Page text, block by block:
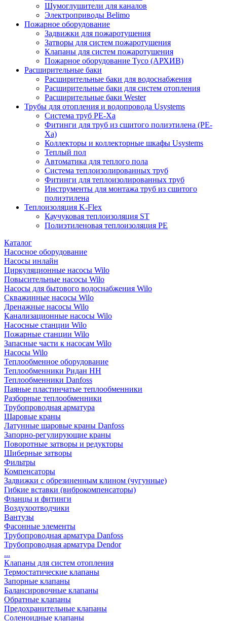
Шумоглушители для каналов
Электроприводы Belimo
Пожарное оборудование
Задвижки для пожаротушения
Затворы для систем пожаротушения
Клапаны для систем пожаротушения
Пожарное оборудование Tyco (АРХИВ)
Расширительные баки
Расширительные баки для водоснабжения
Расширительные баки для систем отопления
Расширительные баки Wester
Трубы для отопления и водопровода Usystems
Система труб PE-Xa
Фитинги для труб из сшитого полиэтилена (PE-
Xa)
Коллекторы и коллекторные шкафы Usystems
Теплый пол
Автоматика для теплого пола
Система теплоизолированных труб
Фитинги для теплоизолированных труб
Инструменты для монтажа труб из сшитого
полиэтилена
Теплоизоляция K-Flex
Каучуковая теплоизоляция ST
Полиэтиленовая теплоизоляция PE
Каталог
Насосное оборудование
Насосы инлайн
Циркуляционные насосы Wilo
Повысительные насосы Wilo
Насосы для бытового водоснабжения Wilo
Скважинные насосы Wilo
Дренажные насосы Wilo
Канализационные насосы Wilo
Насосные станции Wilo
Пожарные станции Wilo
Запасные части к насосам Wilo
Насосы Wilo
Теплообменное оборудование
Теплообменники Ридан НН
Теплообменники Danfoss
Паяные пластинчатые теплообменники
Разборные теплообменники
Трубопроводная арматура
Шаровые краны
Латунные шаровые краны Danfoss
Запорно-регулирующие краны
Поворотные затворы и редукторы
Шиберные затворы
Фильтры
Компенсаторы
Задвижки с обрезиненным клином (чугунные)
Гибкие вставки (виброкомпенсаторы)
Фланцы и фитинги
Воздухоотводчики
Вантузы
Фасонные элементы
Трубопроводная арматура Danfoss
Трубопроводная арматура Dendor
...
Клапаны для систем отопления
Термостатические клапаны
Запорные клапаны
Балансировочные клапаны
Обратные клапаны
Предохранительные клапаны
Соленоидные клапаны